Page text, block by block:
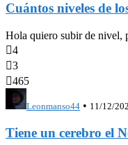
Cuántos niveles de
Hola quiero subir de nivel,
4
3
465
Leonmanso44 • 11/12/
Tiene un cerebro el